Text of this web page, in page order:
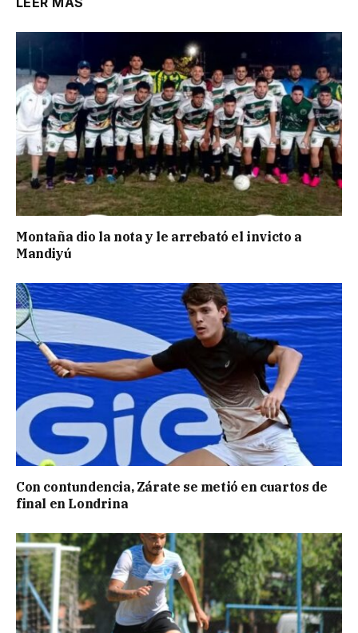
Montaña dio la nota y le arrebató el invicto a
Mandiyú
Con contundencia, Zárate se metió en cuartos de
final en Londrina